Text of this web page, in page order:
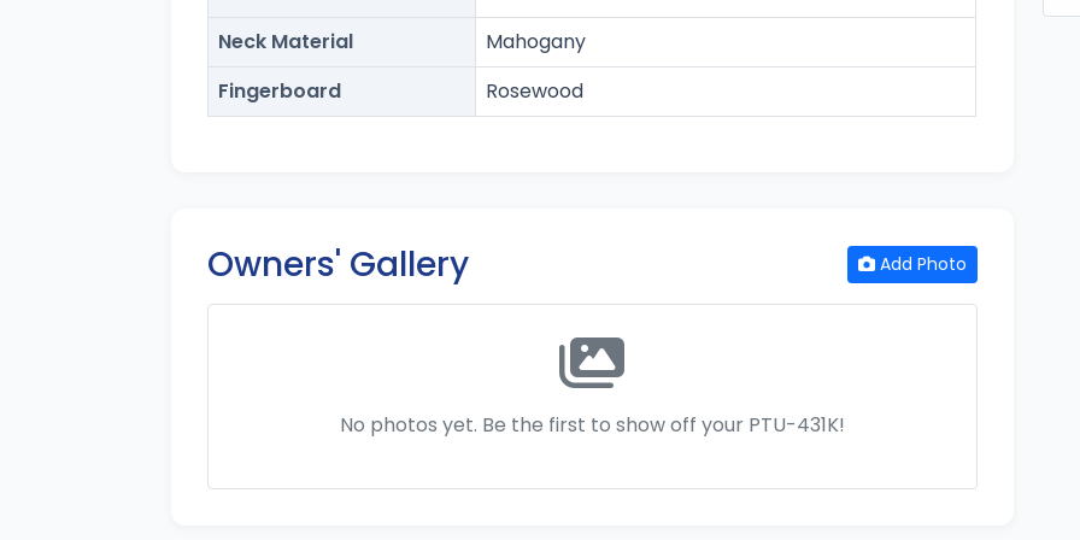
Neck Material
Mahogany
Fingerboard
Rosewood
Owners' Gallery Add Photo
No photos yet. Be the first to show off your PTU-431K!